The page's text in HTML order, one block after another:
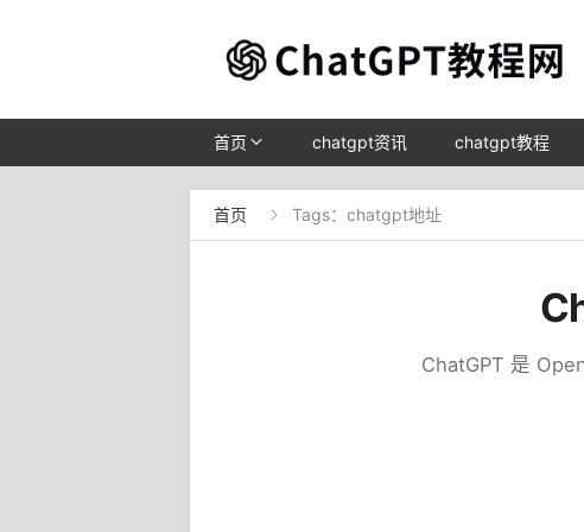
首页 chatgpt资讯 chatgpt教程
首页  Tags：chatgpt地址
ChatGPT 是